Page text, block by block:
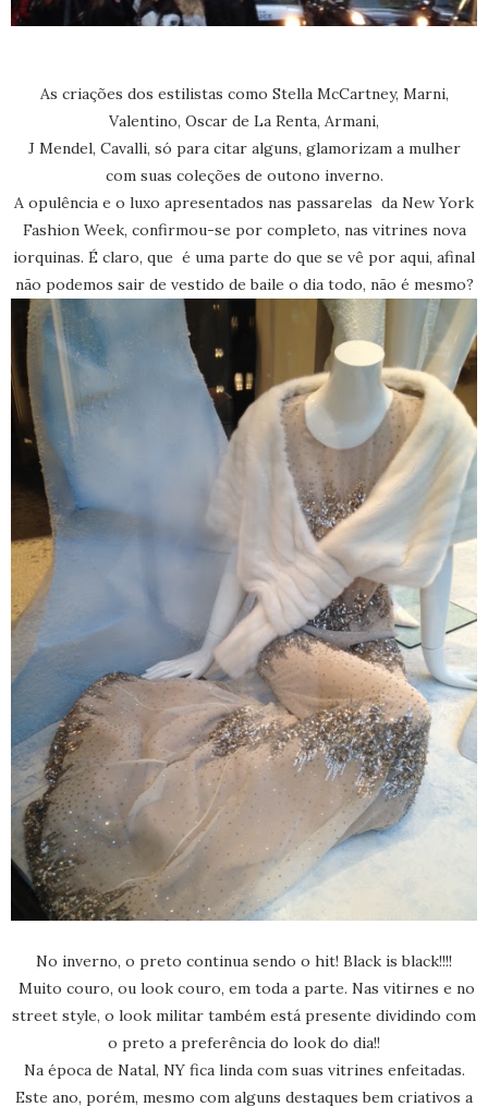
As criações dos estilistas como Stella McCartney, Marni,
Valentino, Oscar de La Renta, Armani,
J Mendel, Cavalli, só para citar alguns, glamorizam a mulher
com suas coleções de outono inverno.
A opulência e o luxo apresentados nas passarelas da New York
Fashion Week, confirmou-se por completo, nas vitrines nova
iorquinas. É claro, que é uma parte do que se vê por aqui, afinal
não podemos sair de vestido de baile o dia todo, não é mesmo?
No inverno, o preto continua sendo o hit! Black is black!!!!
Muito couro, ou look couro, em toda a parte. Nas vitirnes e no
street style, o look militar também está presente dividindo com
o preto a preferência do look do dia!!
Na época de Natal, NY fica linda com suas vitrines enfeitadas.
Este ano, porém, mesmo com alguns destaques bem criativos a